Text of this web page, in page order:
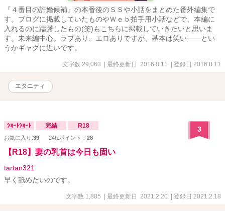
『４番目の許婚候補』の本番後のＳＳや小話をまとめた番外編集で
す。ブログに掲載していたものやＷｅｂ拍手用小話などで、本編に
入れるのに躊躇したもの(笑)もこちらに掲載していきたいと思いま
す。未来編中心。ラブあり、エロありですが、基本は笑い――とい
うかギャグに近いです。
文字数 29,063 | 最終更新日 2016.8.11 | 登録日 2016.8.11
エタニティ
ｼｮｰﾄｼｮｰﾄ 完結 R18
お気に入り:39 24h.ポイント： 28
3
【R18】妻の乳首は今日も固い
tartan321
早く舐めたいのです。
文字数 1,885 | 最終更新日 2021.2.20 | 登録日 2021.2.18